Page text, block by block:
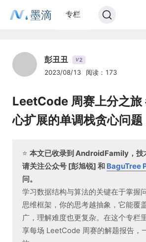
墨滴 专栏
彭丑丑 V2
2023/08/13 阅读：173
LeetCode 周赛上分之
心扩展的单调栈贪心问题
⭐️ 本文已收录到 AndroidFamily，技
请关注公众号 [彭旭锐] 和 BaguTree
问。
学习数据结构与算法的关键在于掌握
思维框架，你的思考越抽象，它能覆
广，理解难度也更复杂。在这个专栏
享每场 LeetCode 周赛的解题报告，